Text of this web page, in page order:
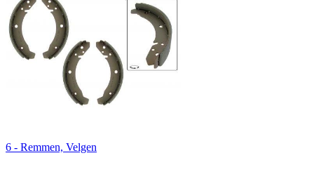
6 - Remmen, Velgen